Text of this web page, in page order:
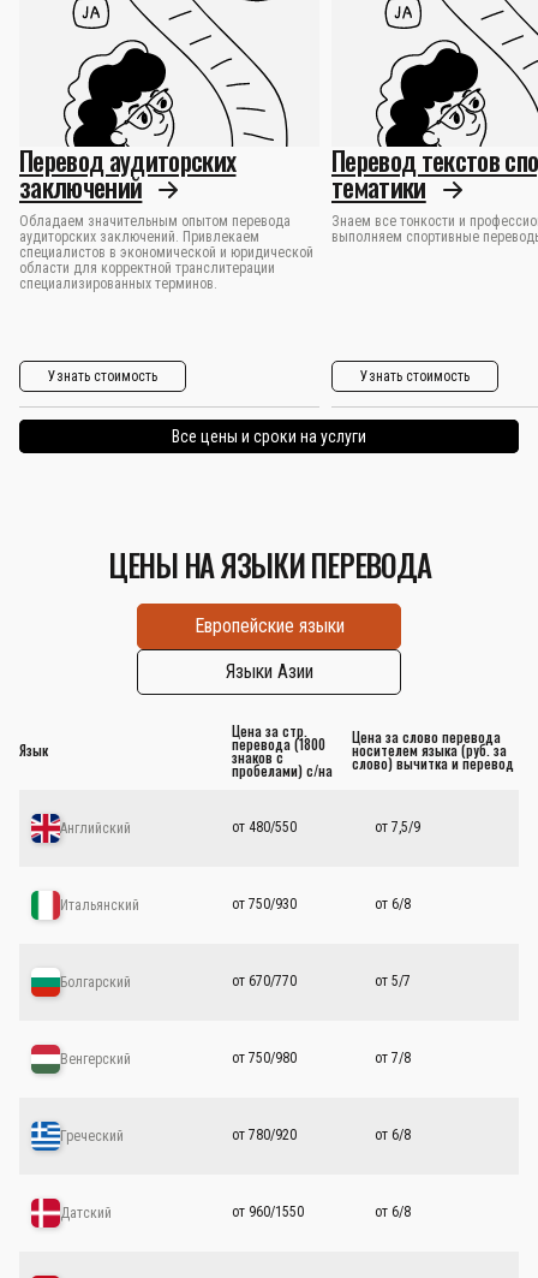
Перевод аудиторских
заключений
Обладаем значительным опытом перевода
аудиторских заключений. Привлекаем
специалистов в экономической и юридической
области для корректной транслитерации
специализированных терминов.
Узнать стоимость
Перевод текстов
тематики
Знаем все тонкости и
выполняем спортивные
Узнать стоимость
Все цены и сроки на услуги
ЦЕНЫ НА ЯЗЫКИ ПЕРЕВОДА
Европейские языки
Языки Азии
Язык
Цена за стр.
перевода (1800
знаков с
пробелами) с/на
Цена за слово перевода
носителем языка (руб. за
слово) вычитка и перевод
Английский от 480/550 от 7,5/9
Итальянский от 750/930 от 6/8
Болгарский от 670/770 от 5/7
Венгерский от 750/980 от 7/8
Греческий от 780/920 от 6/8
Датский от 960/1550 от 6/8